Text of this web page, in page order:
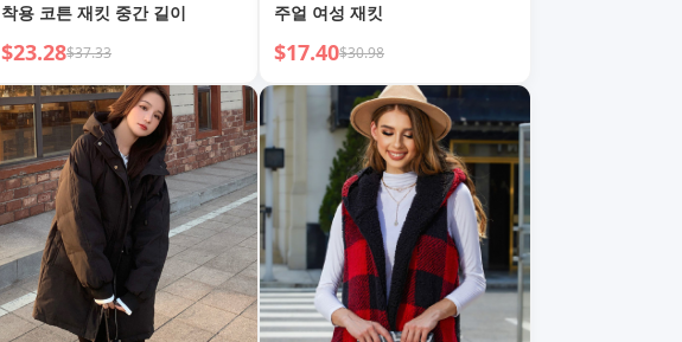
착용 코튼 재킷 중간 길이
$23.28$37.33
주얼 여성 재킷
$17.40$30.98